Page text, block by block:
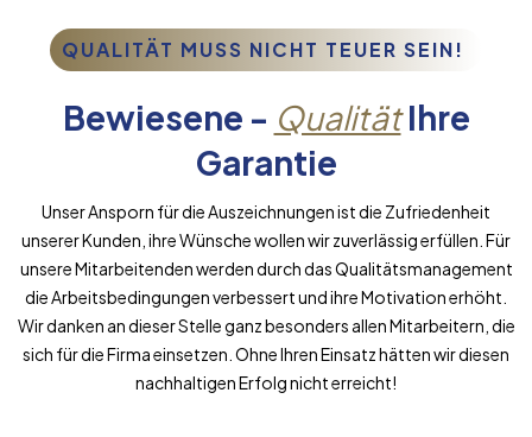
QUALITÄT MUSS NICHT TEUER SEIN!
Bewiesene - QualitätIhre
Garantie
Unser Ansporn für die Auszeichnungen ist die Zufriedenheit
unserer Kunden, ihre Wünsche wollen wir zuverlässig erfüllen. Für
unsere Mitarbeitenden werden durch das Qualitätsmanagement
die Arbeitsbedingungen verbessert und ihre Motivation erhöht.
Wir danken an dieser Stelle ganz besonders allen Mitarbeitern, die
sich für die Firma einsetzen. Ohne Ihren Einsatz hätten wir diesen
nachhaltigen Erfolg nicht erreicht!